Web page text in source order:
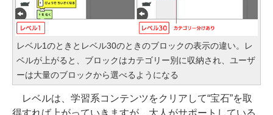
レベル1のときとレベル30のときのブロックの表示の違い。レ
ベルが上がると、ブロックはカテゴリー別に収納され、ユーザ
ーは大量のブロックから選べるようになる
レベルは、学習系コンテンツをクリアして“宝石”を取
得すれば上がっていきますが、大人がサポートしている